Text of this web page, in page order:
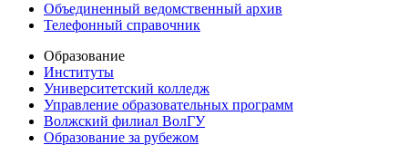
Объединенный ведомственный архив
Телефонный справочник
Образование
Институты
Университетский колледж
Управление образовательных программ
Волжский филиал ВолГУ
Образование за рубежом